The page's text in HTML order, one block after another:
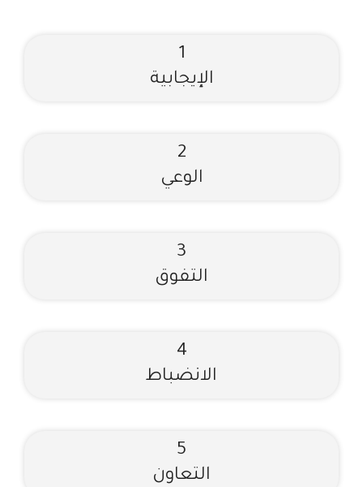
1
الإيجابية
2​
الوعي​
3​
التفوق
4
الانضباط
5
التعاون